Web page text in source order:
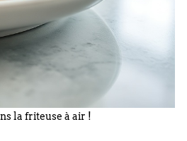
la friteuse à air !